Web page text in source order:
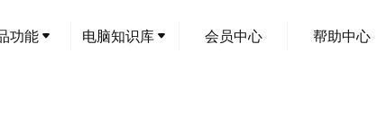
功能 电脑知识库 会员中心 帮助中心